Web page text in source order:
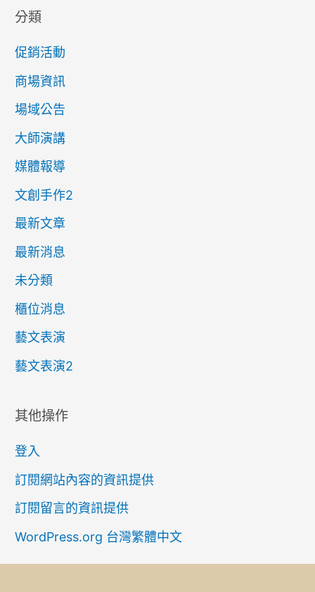
分類
促銷活動
商場資訊
場域公告
大師演講
媒體報導
文創手作2
最新文章
最新消息
未分類
櫃位消息
藝文表演
藝文表演2
其他操作
登入
訂閱網站內容的資訊提供
訂閱留言的資訊提供
WordPress.org 台灣繁體中文